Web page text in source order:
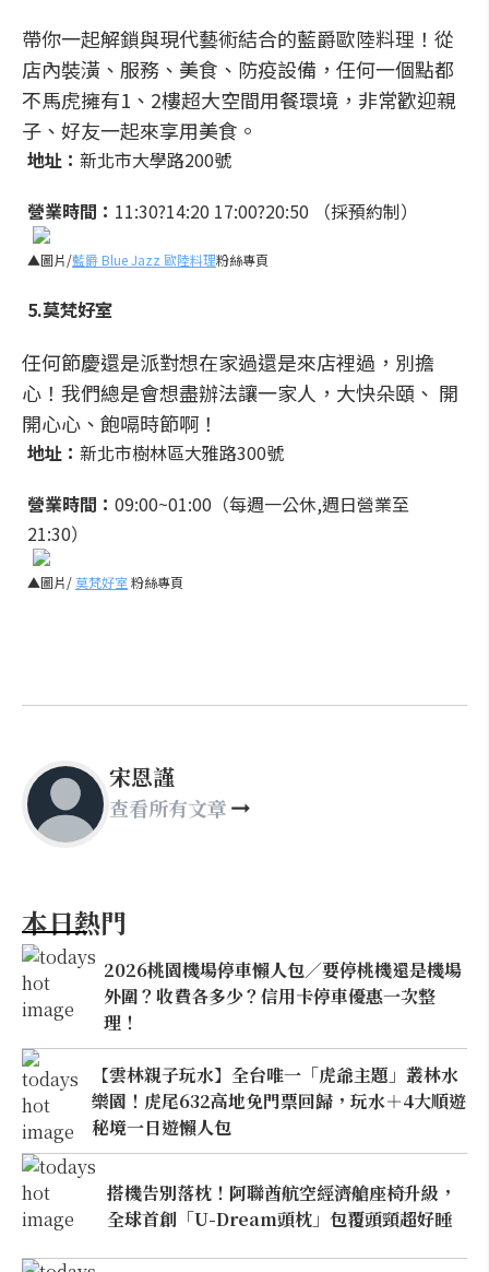
帶你一起解鎖與現代藝術結合的藍爵歐陸料理！從
店內裝潢、服務、美食、防疫設備，任何一個點都
不馬虎擁有1、2樓超大空間用餐環境，非常歡迎親
子、好友一起來享用美食。
地址： 新北市大學路200號
營業時間： 11:30?14:20 17:00?20:50 （採預約制）
▲圖片/藍爵 Blue Jazz 歐陸料理粉絲專頁
5.莫梵好室
任何節慶還是派對想在家過還是來店裡過，別擔
心！我們總是會想盡辦法讓一家人，大快朵頤、 開
開心心、飽嗝時節啊！
地址： 新北市樹林區大雅路300號
營業時間： 09:00~01:00（每週一公休,週日營業至
21:30）
▲圖片/莫梵好室 粉絲專頁
宋恩謹
查看所有文章
本日熱門
2026桃園機場停車懶人包／要停桃機還是機場
外圍？收費各多少？信用卡停車優惠一次整
理！
【雲林親子玩水】全台唯一「虎爺主題」叢林水
樂園！虎尾632高地免門票回歸，玩水＋4大順遊
秘境一日遊懶人包
搭機告別落枕！阿聯酋航空經濟艙座椅升級，
全球首創「U-Dream頭枕」包覆頭頸超好睡